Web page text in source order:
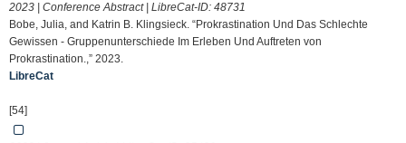
2023 | Conference Abstract | LibreCat-ID: 48731
Bobe, Julia, and Katrin B. Klingsieck. “Prokrastination Und Das Schlechte
Gewissen - Gruppenunterschiede Im Erleben Und Auftreten von
Prokrastination.,” 2023.
LibreCat
[54]